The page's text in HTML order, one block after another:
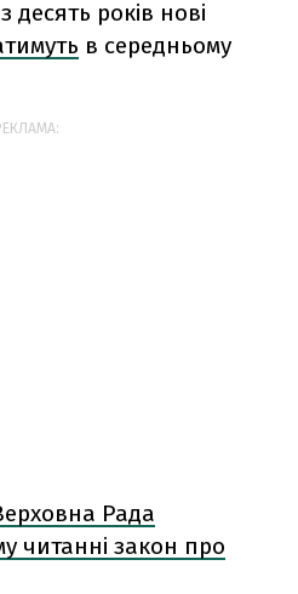
десять років нові
в середньому
Рада
читанні закон про